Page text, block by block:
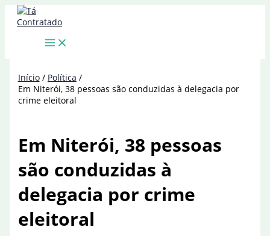
para
Início
Política
Em Niterói, 38 pessoas são conduzidas à delegacia por
crime eleitoral
Em Niterói, 38 pessoas
são conduzidas à
delegacia por crime
eleitoral